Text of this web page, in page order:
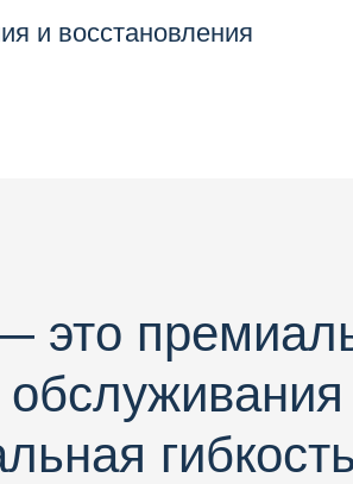
и восстановления
это
обслуживания